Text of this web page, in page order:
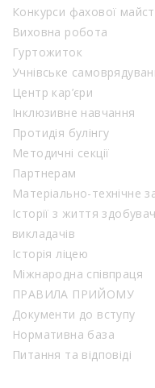
Конкурси фахової
Виховна робота
Гуртожиток
Учнівське
Центр кар’єри
Інклюзивне навчання
Протидія булінгу
Методичні секції
Партнерам
Матеріально-технічне
Історії з життя
викладачів
Історія ліцею
Міжнародна співпраця
ПРАВИЛА ПРИЙОМУ
Документи до вступу
Нормативна база
Питання та відповіді